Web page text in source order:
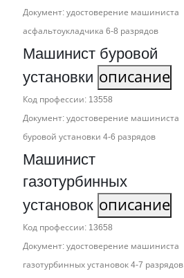
Документ: удостоверение машиниста
асфальтоукладчика 6‑8 разрядов
Машинист буровой
установки описание
Код профессии: 13558
Документ: удостоверение машиниста
буровой установки 4‑6 разрядов
Машинист
газотурбинных
установок описание
Код профессии: 13658
Документ: удостоверение машиниста
газотурбинных установок 4‑7 разрядов